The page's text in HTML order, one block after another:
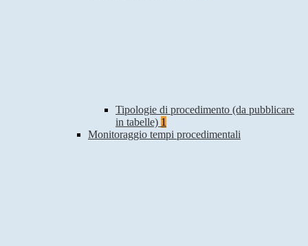
Tipologie di procedimento (da pubblicare
in tabelle) 1
Monitoraggio tempi procedimentali